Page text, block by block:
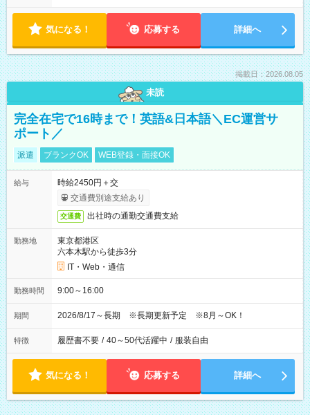
気になる！ 応募する 詳細へ
掲載日：2026.08.05
未読
完全在宅で16時まで！英語&日本語＼EC運営サ
ポート／
派遣 ブランクOK WEB登録・面接OK
給与
時給2450円＋交
交通費別途支給あり
交通費 出社時の通勤交通費支給
勤務地
東京都港区
六本木駅から徒歩3分
IT・Web・通信
勤務時間 9:00～16:00
期間 2026/8/17～長期 ※長期更新予定 ※8月～OK！
特徴 履歴書不要 / 40～50代活躍中 / 服装自由
気になる！ 応募する 詳細へ